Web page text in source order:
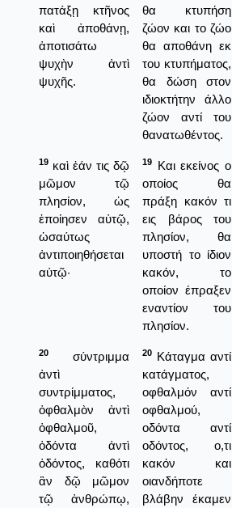
πατάξῃ κτῆνος
καὶ ἀποθάνῃ,
ἀποτισάτω
ψυχὴν ἀντὶ
ψυχῆς.
θα κτυπήση
ζώον και το ζώο
θα αποθάνη εκ
του κτυπήματος,
θα δώση στον
ιδιοκτήτην άλλο
ζώον αντί του
θανατωθέντος.
19 καὶ ἐάν τις δῷ
μῶμον τῷ
πλησίον, ὡς
ἐποίησεν αὐτῷ,
ὡσαύτως
ἀντιποιηθήσεται
αὐτῷ·
19
Και εκείνος ο
οποίος θα
πράξη κακόν τι
εις βάρος του
πλησίον, θα
υποστή το ίδιον
κακόν, το
οποίον έπραξεν
εναντίον του
πλησίον.
20
σύντριμμα
ἀντὶ
συντρίμματος,
ὀφθαλμὸν ἀντὶ
ὀφθαλμοῦ,
ὀδόντα ἀντὶ
ὀδόντος, καθότι
ἂν δῷ μῶμον
τῷ ἀνθρώπῳ,
20 Κάταγμα αντί
κατάγματος,
οφθαλμόν αντί
οφθαλμού,
οδόντα αντί
οδόντος, ο,τι
κακόν και
οιανδήποτε
βλάβην έκαμεν